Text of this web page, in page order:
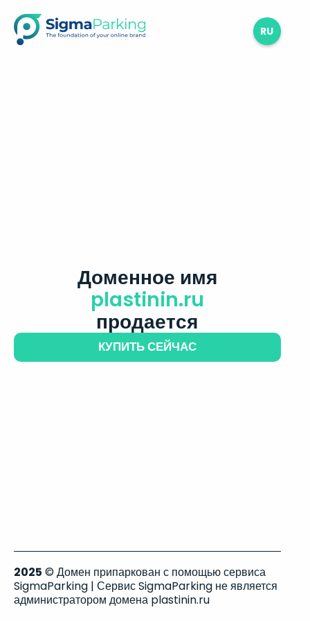
RU
Доменное имя
plastinin.ru
продается
КУПИТЬ СЕЙЧАС
2025 © Домен припаркован с помощью сервиса
SigmaParking | Сервис SigmaParking не является
администратором домена plastinin.ru